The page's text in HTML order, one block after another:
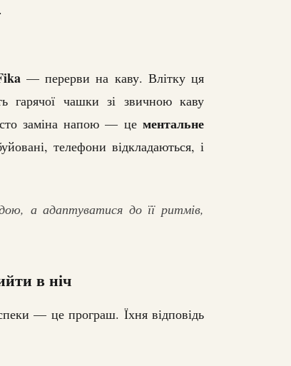
— перерви на каву. Влітку ця
гарячої чашки зі звичною каву
заміна напою — це ментальне
телефони відкладаються, і
а адаптуватися до її ритмів,
в ніч
— це програш. Їхня відповідь